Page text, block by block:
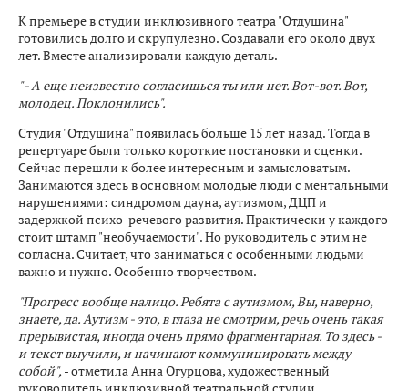
К премьере в студии инклюзивного театра "Отдушина"
готовились долго и скрупулезно. Создавали его около двух
лет. Вместе анализировали каждую деталь.
" - А еще неизвестно согласишься ты или нет. Вот-вот. Вот,
молодец. Поклонились".
Студия "Отдушина" появилась больше 15 лет назад. Тогда в
репертуаре были только короткие постановки и сценки.
Сейчас перешли к более интересным и замысловатым.
Занимаются здесь в основном молодые люди с ментальными
нарушениями: синдромом дауна, аутизмом, ДЦП и
задержкой психо-речевого развития. Практически у каждого
стоит штамп "необучаемости". Но руководитель с этим не
согласна. Считает, что заниматься с особенными людьми
важно и нужно. Особенно творчеством.
"Прогресс вообще налицо. Ребята с аутизмом, Вы, наверно,
знаете, да. Аутизм - это, в глаза не смотрим, речь очень такая
прерывистая, иногда очень прямо фрагментарная. То здесь -
и текст выучили, и начинают коммуницировать между
собой", - отметила Анна Огурцова, художественный